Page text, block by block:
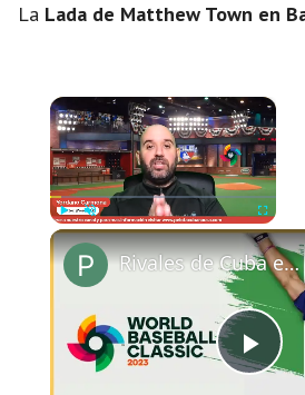
La Lada de Matthew Town en
×
Play Unmute Fullscreen
Now
P
Rivales de Cuba en el Clásico Mundial Parte 1 Italia | Rumbo al Clásico Mundial